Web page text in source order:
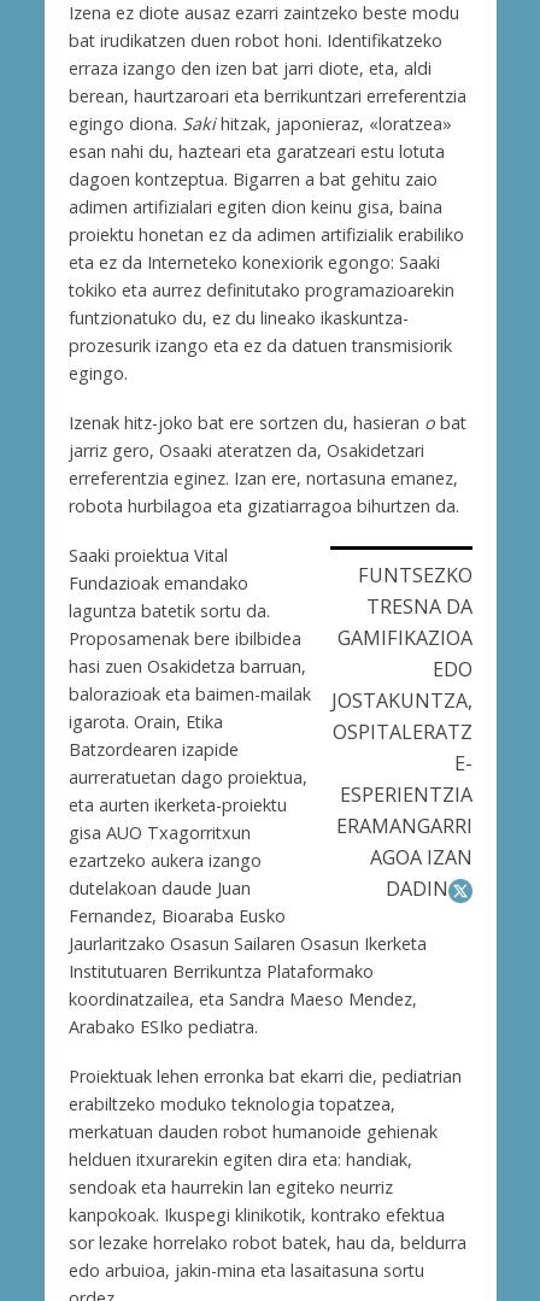
Izena ez diote ausaz ezarri zaintzeko beste modu
bat irudikatzen duen robot honi. Identifikatzeko
erraza izango den izen bat jarri diote, eta, aldi
berean, haurtzaroari eta berrikuntzari erreferentzia
egingo diona. Sakihitzak, japonieraz, «loratzea»
esan nahi du, hazteari eta garatzeari estu lotuta
dagoen kontzeptua. Bigarren a bat gehitu zaio
adimen artifizialari egiten dion keinu gisa, baina
proiektu honetan ez da adimen artifizialik erabiliko
eta ez da Interneteko konexiorik egongo: Saaki
tokiko eta aurrez definitutako programazioarekin
funtzionatuko du, ez du lineako ikaskuntza-
prozesurik izango eta ez da datuen transmisiorik
egingo.
Izenak hitz-joko bat ere sortzen du, hasieran obat
jarriz gero, Osaaki ateratzen da, Osakidetzari
erreferentzia eginez. Izan ere, nortasuna emanez,
robota hurbilagoa eta gizatiarragoa bihurtzen da.
FUNTSEZKO
TRESNA DA
GAMIFIKAZIOA
EDO
JOSTAKUNTZA,
OSPITALERATZ
E-
ESPERIENTZIA
ERAMANGARRI
AGOA IZAN
DADIN
Saaki proiektua Vital
Fundazioak emandako
laguntza batetik sortu da.
Proposamenak bere ibilbidea
hasi zuen Osakidetza barruan,
balorazioak eta baimen-mailak
igarota. Orain, Etika
Batzordearen izapide
aurreratuetan dago proiektua,
eta aurten ikerketa-proiektu
gisa AUO Txagorritxun
ezartzeko aukera izango
dutelakoan daude Juan
Fernandez, Bioaraba Eusko
Jaurlaritzako Osasun Sailaren Osasun Ikerketa
Institutuaren Berrikuntza Plataformako
koordinatzailea, eta Sandra Maeso Mendez,
Arabako ESIko pediatra.
Proiektuak lehen erronka bat ekarri die, pediatrian
erabiltzeko moduko teknologia topatzea,
merkatuan dauden robot humanoide gehienak
helduen itxurarekin egiten dira eta: handiak,
sendoak eta haurrekin lan egiteko neurriz
kanpokoak. Ikuspegi klinikotik, kontrako efektua
sor lezake horrelako robot batek, hau da, beldurra
edo arbuioa, jakin-mina eta lasaitasuna sortu